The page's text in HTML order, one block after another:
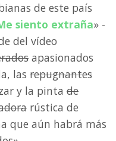
de este país
siento extraña» -
del vídeo
apasionados
las repugnantes
y la pinta de
rústica de
que aún habrá más